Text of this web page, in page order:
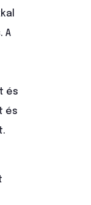
A
és
és